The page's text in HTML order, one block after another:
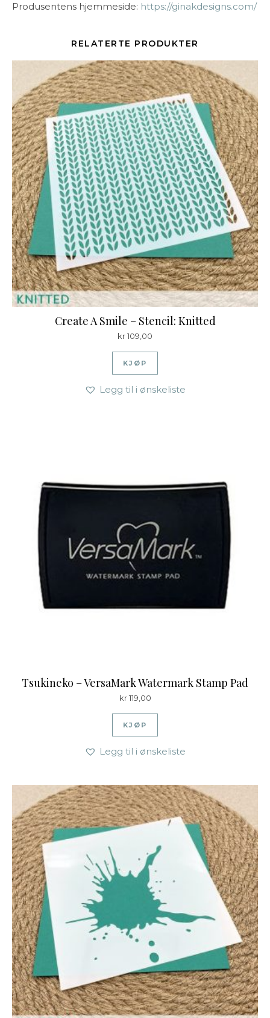
Produsentens hjemmeside: https://ginakdesigns.com/
RELATERTE PRODUKTER
Create A Smile – Stencil: Knitted
kr109,00
KJØP
Legg til i ønskeliste
Tsukineko – VersaMark Watermark Stamp Pad
kr119,00
KJØP
Legg til i ønskeliste